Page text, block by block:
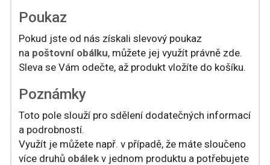
Poukaz
Pokud jste od nás získali slevový poukaz
na poštovní obálku, můžete jej využít právně zde.
Sleva se Vám odečte, až produkt vložíte do košíku.
Poznámky
Toto pole slouží pro sdělení dodatečných informací
a podrobností.
Využít je můžete např. v případě, že máte sloučeno
více druhů obálek v jednom produktu a potřebujete